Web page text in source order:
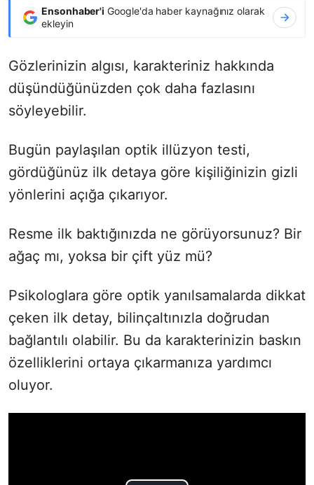
Ensonhaber'i Google'da haber kaynağınız olarak
ekleyin
Gözlerinizin algısı, karakteriniz hakkında
düşündüğünüzden çok daha fazlasını
söyleyebilir.
Bugün paylaşılan optik illüzyon testi,
gördüğünüz ilk detaya göre kişiliğinizin gizli
yönlerini açığa çıkarıyor.
Resme ilk baktığınızda ne görüyorsunuz? Bir
ağaç mı, yoksa bir çift yüz mü?
Psikologlara göre optik yanılsamalarda dikkat
çeken ilk detay, bilinçaltınızla doğrudan
bağlantılı olabilir. Bu da karakterinizin baskın
özelliklerini ortaya çıkarmanıza yardımcı
oluyor.